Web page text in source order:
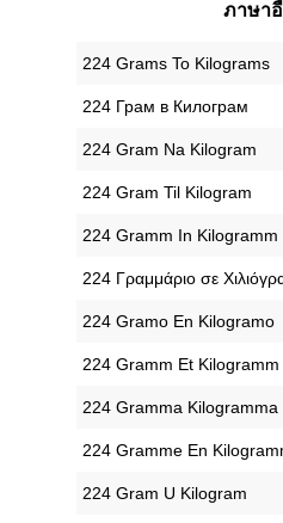
ภาษา
‎224 Grams To Kilograms
‎224 Грам в Килограм
‎224 Gram Na Kilogram
‎224 Gram Til Kilogram
‎224 Gramm In Kilogramm
‎224 Γραμμάριο σε
‎224 Gramo En Kilogramo
‎224 Gramm Et Kilogramm
‎224 Gramma Kilogramma
‎224 Gramme En
‎224 Gram U Kilogram